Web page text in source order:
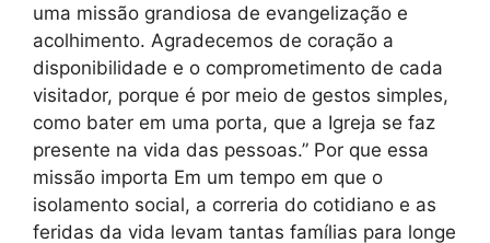
uma missão grandiosa de evangelização e
acolhimento. Agradecemos de coração a
disponibilidade e o comprometimento de cada
visitador, porque é por meio de gestos simples,
como bater em uma porta, que a Igreja se faz
presente na vida das pessoas.” Por que essa
missão importa Em um tempo em que o
isolamento social, a correria do cotidiano e as
feridas da vida levam tantas famílias para longe